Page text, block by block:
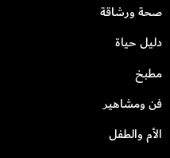
صحة ورشاقة
دليل حياة
مطبخ
فن ومشاهير
الأم والطفل